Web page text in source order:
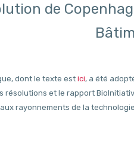
de
dont le texte estici, a été
et le rapport
rayonnements de la